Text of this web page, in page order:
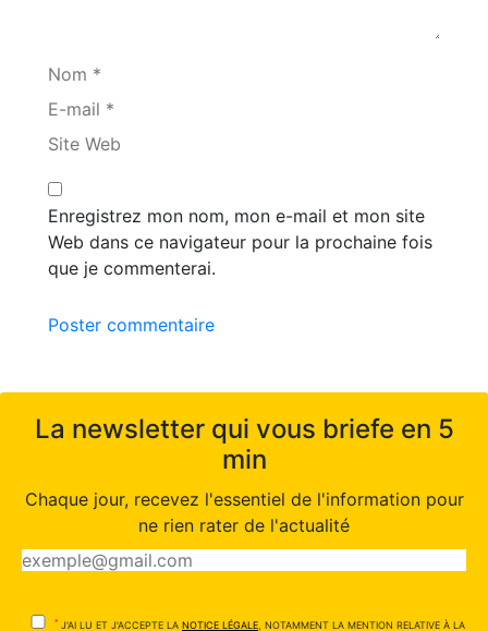
Nom *
E-mail *
Site Web
Enregistrez mon nom, mon e-mail et mon site
Web dans ce navigateur pour la prochaine fois
que je commenterai.
Poster commentaire
La newsletter qui vous briefe en 5
min
Chaque jour, recevez l'essentiel de l'information pour
ne rien rater de l'actualité
* J'AI LU ET J'ACCEPTE LA NOTICE LÉGALE , NOTAMMENT LA MENTION RELATIVE À LA